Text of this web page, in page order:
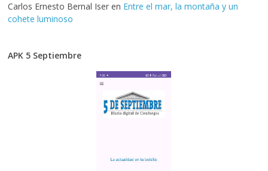
Carlos Ernesto Bernal Iser en Entre el mar, la montaña y un
cohete luminoso
APK 5 Septiembre